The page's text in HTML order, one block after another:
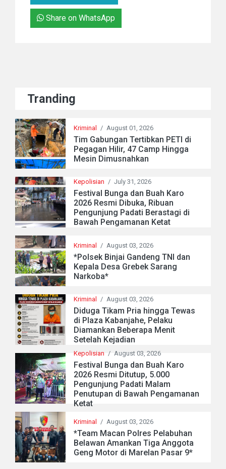
Share on WhatsApp
Tranding
Kriminal / August 01, 2026
Tim Gabungan Tertibkan PETI di
Pegagan Hilir, 47 Camp Hingga
Mesin Dimusnahkan
Kepolisian / July 31, 2026
Festival Bunga dan Buah Karo
2026 Resmi Dibuka, Ribuan
Pengunjung Padati Berastagi di
Bawah Pengamanan Ketat
Kriminal / August 03, 2026
*Polsek Binjai Gandeng TNI dan
Kepala Desa Grebek Sarang
Narkoba*
Kriminal / August 03, 2026
Diduga Tikam Pria hingga Tewas
di Plaza Kabanjahe, Pelaku
Diamankan Beberapa Menit
Setelah Kejadian
Kepolisian / August 03, 2026
Festival Bunga dan Buah Karo
2026 Resmi Ditutup, 5.000
Pengunjung Padati Malam
Penutupan di Bawah Pengamanan
Ketat
Kriminal / August 03, 2026
*Team Macan Polres Pelabuhan
Belawan Amankan Tiga Anggota
Geng Motor di Marelan Pasar 9*